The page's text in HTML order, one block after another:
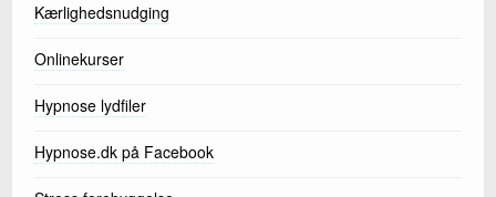
Kærlighedsnudging
Onlinekurser
Hypnose lydfiler
Hypnose.dk på Facebook